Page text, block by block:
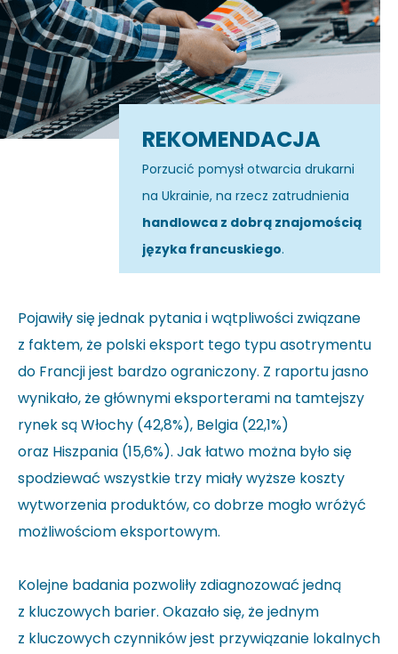
REKOMENDACJA
Porzucić pomysł otwarcia drukarni
na Ukrainie, na rzecz zatrudnienia
handlowca z dobrą znajomością
języka francuskiego.
Pojawiły się jednak pytania i wątpliwości związane
z faktem, że polski eksport tego typu asotrymentu
do Francji jest bardzo ograniczony. Z raportu jasno
wynikało, że głównymi eksporterami na tamtejszy
rynek są Włochy (42,8%), Belgia (22,1%)
oraz Hiszpania (15,6%). Jak łatwo można było się
spodziewać wszystkie trzy miały wyższe koszty
wytworzenia produktów, co dobrze mogło wróżyć
możliwościom eksportowym.
Kolejne badania pozwoliły zdiagnozować jedną
z kluczowych barier. Okazało się, że jednym
z kluczowych czynników jest przywiązanie lokalnych